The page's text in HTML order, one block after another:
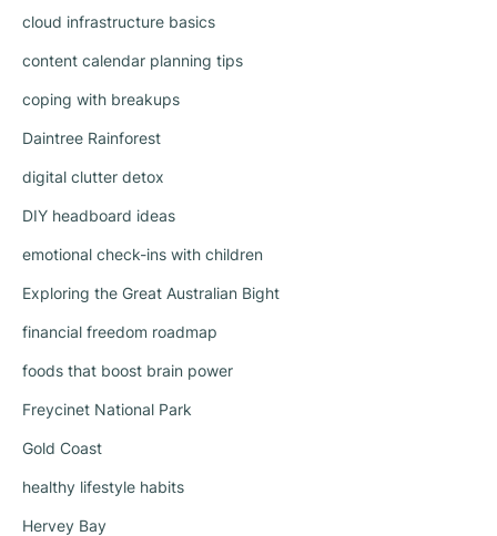
cloud infrastructure basics
content calendar planning tips
coping with breakups
Daintree Rainforest
digital clutter detox
DIY headboard ideas
emotional check-ins with children
Exploring the Great Australian Bight
financial freedom roadmap
foods that boost brain power
Freycinet National Park
Gold Coast
healthy lifestyle habits
Hervey Bay